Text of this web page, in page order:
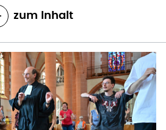
zum Inhalt